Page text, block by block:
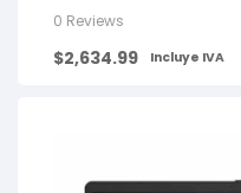
0 Reviews
$2,634.99 Incluye IVA